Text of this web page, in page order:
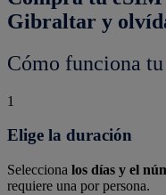
Gibraltar y
Cómo funciona
1
Elige la duración
Selecciona los días y el
requiere una por persona.